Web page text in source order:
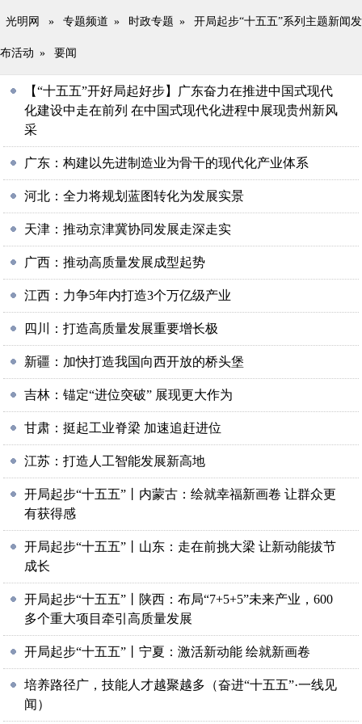
光明网 » 专题频道 » 时政专题 » 开局起步“十五五”系列主题新闻发
布活动 » 要闻
【“十五五”开好局起好步】广东奋力在推进中国式现代
化建设中走在前列 在中国式现代化进程中展现贵州新风
采
广东：构建以先进制造业为骨干的现代化产业体系
河北：全力将规划蓝图转化为发展实景
天津：推动京津冀协同发展走深走实
广西：推动高质量发展成型起势
江西：力争5年内打造3个万亿级产业
四川：打造高质量发展重要增长极
新疆：加快打造我国向西开放的桥头堡
吉林：锚定“进位突破” 展现更大作为
甘肃：挺起工业脊梁 加速追赶进位
江苏：打造人工智能发展新高地
开局起步“十五五”丨内蒙古：绘就幸福新画卷 让群众更
有获得感
开局起步“十五五”丨山东：走在前挑大梁 让新动能拔节
成长
开局起步“十五五”丨陕西：布局“7+5+5”未来产业，600
多个重大项目牵引高质量发展
开局起步“十五五”丨宁夏：激活新动能 绘就新画卷
培养路径广，技能人才越聚越多（奋进“十五五”·一线见
闻）